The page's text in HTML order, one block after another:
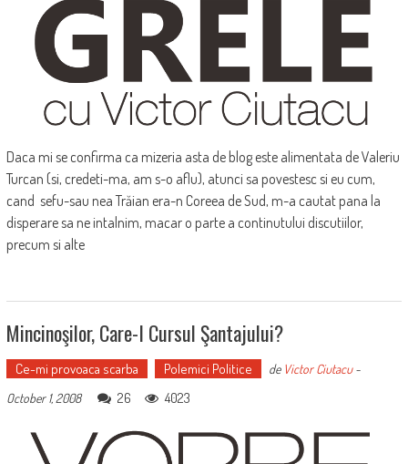
Daca mi se confirma ca mizeria asta de blog este alimentata de Valeriu
Turcan (si, credeti-ma, am s-o aflu), atunci sa povestesc si eu cum,
cand sefu-sau nea Trăian era-n Coreea de Sud, m-a cautat pana la
disperare sa ne intalnim, macar o parte a continutului discutiilor,
precum si alte
Mincinoşilor, Care-I Cursul Şantajului?
Ce-mi provoaca scarba Polemici Politice de Victor Ciutacu-
October 1, 2008
26 4023